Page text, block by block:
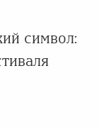
символ: